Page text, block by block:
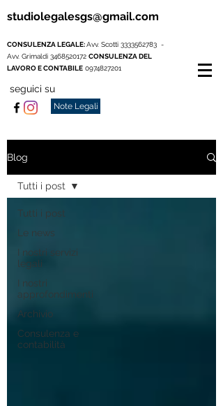
studiolegalesgs@gmail.com
CONSULENZA LEGALE:Avv. Scotti 3333562783 -
Avv. Grimaldi 3468520172 CONSULENZA DEL
LAVORO E CONTABILE 0974827201
seguici su
Note Legali
Blog
Tutti i post
Le news
I nostri servizi
legali
I nostri
approfondimenti
Archivio
Consulenza e
contabilità
Tutti i post